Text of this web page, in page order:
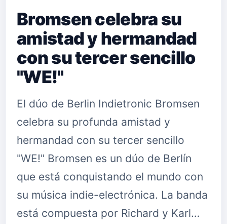
Bromsen celebra su
amistad y hermandad
con su tercer sencillo
"WE!"
El dúo de Berlin Indietronic Bromsen
celebra su profunda amistad y
hermandad con su tercer sencillo
"WE!" Bromsen es un dúo de Berlín
que está conquistando el mundo con
su música indie-electrónica. La banda
está compuesta por Richard y Karl…